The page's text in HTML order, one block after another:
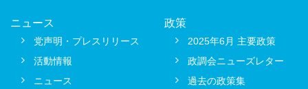
ニュース
党声明・プレスリリース
活動情報
ニュース
政策
2025年6月 主要政策
政調会ニューズレター
過去の政策集